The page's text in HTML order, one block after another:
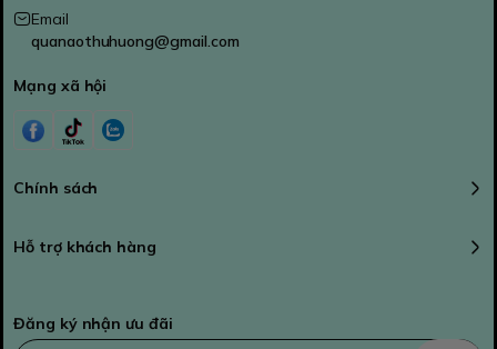
Email
quanaothuhuong@gmail.com
Mạng xã hội
Chính sách
Hỗ trợ khách hàng
Đăng ký nhận ưu đãi